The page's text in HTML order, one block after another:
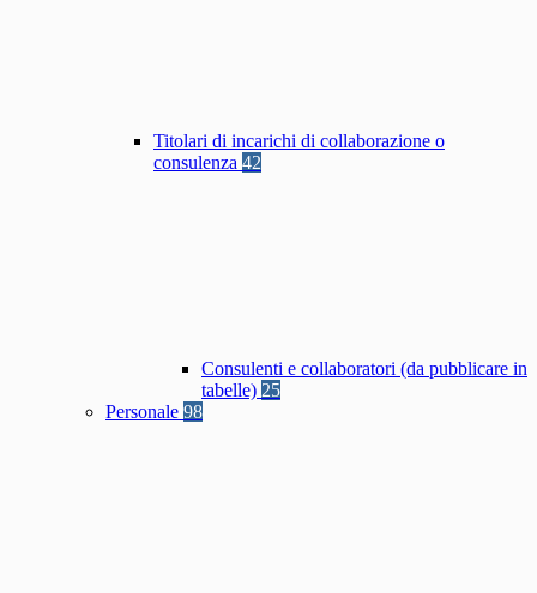
Titolari di incarichi di collaborazione o
consulenza 42
Consulenti e collaboratori (da pubblicare in
tabelle) 25
Personale 98